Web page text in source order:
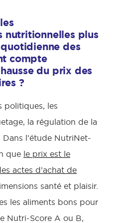
nutritionnelles plus
des
compte
du prix des
?
politiques, les
la régulation de la
l’étude NutriNet-
que le prix est le
actes d’achat de
santé et plaisir.
les aliments bons pour
Nutri-Score A ou B,